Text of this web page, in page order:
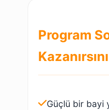
Program
Güçlü bir bayi